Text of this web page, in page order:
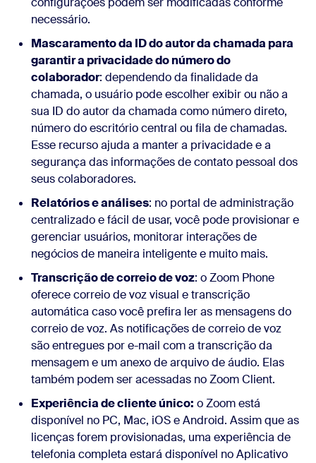
necessário.
Mascaramento da ID do autor da chamada para
garantir a privacidade do número do
colaborador: dependendo da finalidade da
chamada, o usuário pode escolher exibir ou não a
sua ID do autor da chamada como número direto,
número do escritório central ou fila de chamadas.
Esse recurso ajuda a manter a privacidade e a
segurança das informações de contato pessoal dos
seus colaboradores.
Relatórios e análises: no portal de administração
centralizado e fácil de usar, você pode provisionar e
gerenciar usuários, monitorar interações de
negócios de maneira inteligente e muito mais.
Transcrição de correio de voz: o Zoom Phone
oferece correio de voz visual e transcrição
automática caso você prefira ler as mensagens do
correio de voz. As notificações de correio de voz
são entregues por e-mail com a transcrição da
mensagem e um anexo de arquivo de áudio. Elas
também podem ser acessadas no Zoom Client.
Experiência de cliente único: o Zoom está
disponível no PC, Mac, iOS e Android. Assim que as
licenças forem provisionadas, uma experiência de
telefonia completa estará disponível no Aplicativo